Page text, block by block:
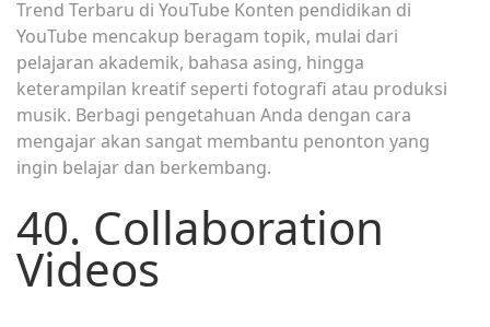
Trend Terbaru di YouTube Konten pendidikan di
YouTube mencakup beragam topik, mulai dari
pelajaran akademik, bahasa asing, hingga
keterampilan kreatif seperti fotografi atau produksi
musik. Berbagi pengetahuan Anda dengan cara
mengajar akan sangat membantu penonton yang
ingin belajar dan berkembang.
40. Collaboration
Videos